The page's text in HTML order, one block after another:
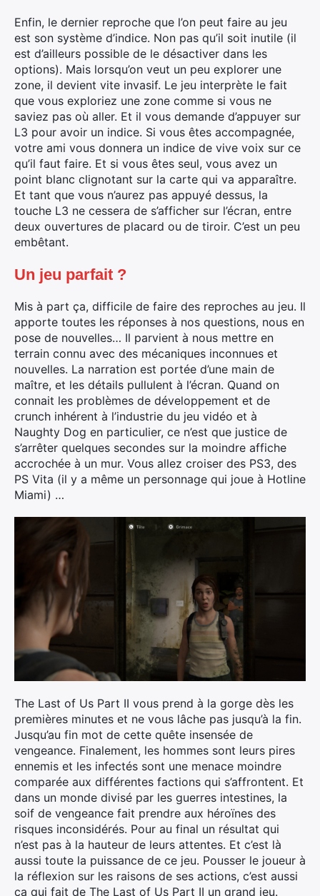
Enfin, le dernier reproche que l’on peut faire au jeu
est son système d’indice. Non pas qu’il soit inutile (il
est d’ailleurs possible de le désactiver dans les
options). Mais lorsqu’on veut un peu explorer une
zone, il devient vite invasif. Le jeu interprète le fait
que vous exploriez une zone comme si vous ne
saviez pas où aller. Et il vous demande d’appuyer sur
L3 pour avoir un indice. Si vous êtes accompagnée,
votre ami vous donnera un indice de vive voix sur ce
qu’il faut faire. Et si vous êtes seul, vous avez un
point blanc clignotant sur la carte qui va apparaître.
Et tant que vous n’aurez pas appuyé dessus, la
touche L3 ne cessera de s’afficher sur l’écran, entre
deux ouvertures de placard ou de tiroir. C’est un peu
embêtant.
Un jeu parfait ?
Mis à part ça, difficile de faire des reproches au jeu. Il
apporte toutes les réponses à nos questions, nous en
pose de nouvelles… Il parvient à nous mettre en
terrain connu avec des mécaniques inconnues et
nouvelles. La narration est portée d’une main de
maître, et les détails pullulent à l’écran. Quand on
connait les problèmes de développement et de
crunch inhérent à l’industrie du jeu vidéo et à
Naughty Dog en particulier, ce n’est que justice de
s’arrêter quelques secondes sur la moindre affiche
accrochée à un mur. Vous allez croiser des PS3, des
PS Vita (il y a même un personnage qui joue à Hotline
Miami) …
The Last of Us Part II vous prend à la gorge dès les
premières minutes et ne vous lâche pas jusqu’à la fin.
Jusqu’au fin mot de cette quête insensée de
vengeance. Finalement, les hommes sont leurs pires
ennemis et les infectés sont une menace moindre
comparée aux différentes factions qui s’affrontent. Et
dans un monde divisé par les guerres intestines, la
soif de vengeance fait prendre aux héroïnes des
risques inconsidérés. Pour au final un résultat qui
n’est pas à la hauteur de leurs attentes. Et c’est là
aussi toute la puissance de ce jeu. Pousser le joueur à
la réflexion sur les raisons de ses actions, c’est aussi
ça qui fait de The Last of Us Part II un grand jeu.